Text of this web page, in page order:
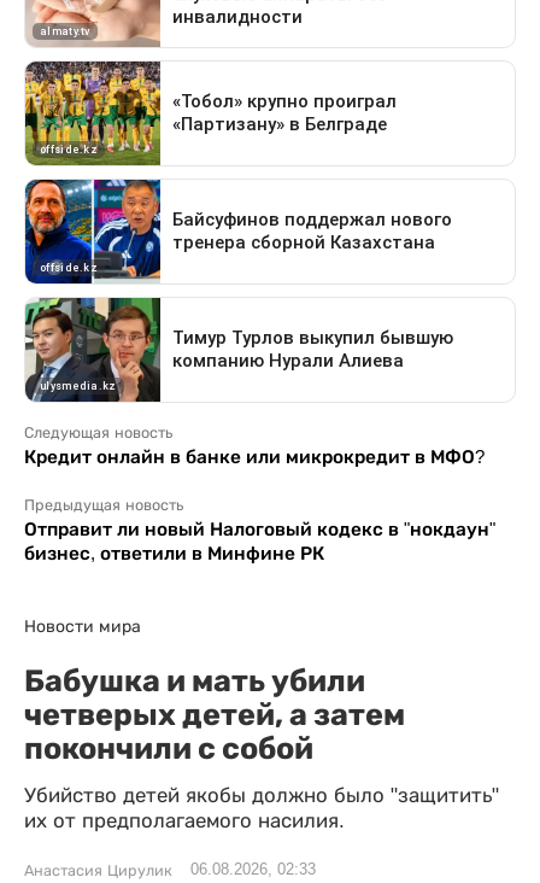
Следующая новость
Кредит онлайн в банке или микрокредит в МФО?
Предыдущая новость
Отправит ли новый Налоговый кодекс в "нокдаун"
бизнес, ответили в Минфине РК
Новости мира
Бабушка и мать убили
четверых детей, а затем
покончили с собой
Убийство детей якобы должно было "защитить"
их от предполагаемого насилия.
Анастасия Цирулик 06.08.2026, 02:33